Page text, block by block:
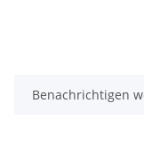
Benachrichtigen